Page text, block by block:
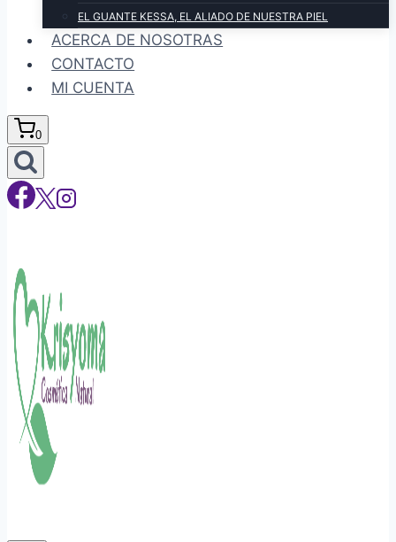
EL GUANTE KESSA, EL ALIADO DE NUESTRA PIEL
ACERCA DE NOSOTRAS
CONTACTO
MI CUENTA
0